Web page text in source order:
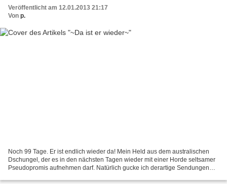
Veröffentlicht am 12.01.2013 21:17
Von p.
Noch 99 Tage. Er ist endlich wieder da! Mein Held aus dem australischen
Dschungel, der es in den nächsten Tagen wieder mit einer Horde seltsamer
Pseudopromis aufnehmen darf. Natürlich gucke ich derartige Sendungen